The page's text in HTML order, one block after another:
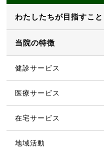
わたしたちが目指すこと
院長からのごあいさつ
理念・基本姿勢
基本方針
回復期病棟目標・基本方針
患者さんの権利と責任
当院の特徴
健診サービス
医療サービス
在宅サービス
地域活動